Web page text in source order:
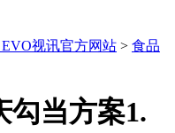
EVO视讯官方网站 > 食品
勾当方案1.